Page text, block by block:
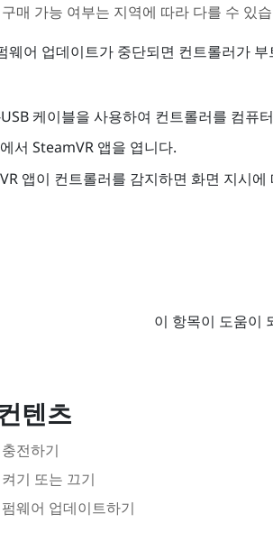
매 가능 여부는 지역에 따라 다를 수 있
웨어 업데이트가 중단되면 컨트롤러가
케이블을 사용하여 컨트롤러를 컴퓨
서 SteamVR앱을 엽니다.
앱이 컨트롤러를 감지하면 화면 지시
이 항목이 도움이
텐츠
전하기
기 또는 끄기
웨어 업데이트하기